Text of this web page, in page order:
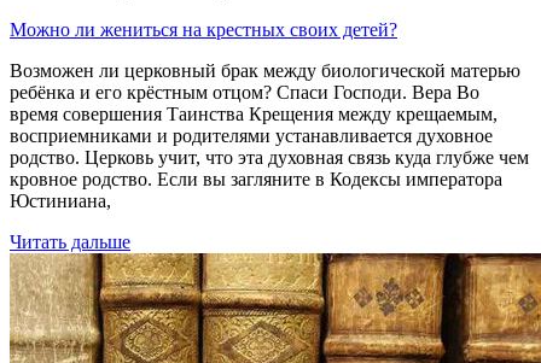
Можно ли жениться на крестных своих детей?
Возможен ли церковный брак между биологической матерью
ребёнка и его крёстным отцом? Спаси Господи. Вера Во
время совершения Таинства Крещения между крещаемым,
восприемниками и родителями устанавливается духовное
родство. Церковь учит, что эта духовная связь куда глубже чем
кровное родство. Если вы загляните в Кодексы императора
Юстиниана,
Читать дальше